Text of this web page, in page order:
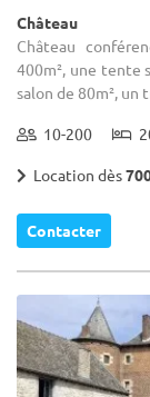
Château
Château
400m², une tente
salon de 80m², un
10-200
Location dès
Contacter